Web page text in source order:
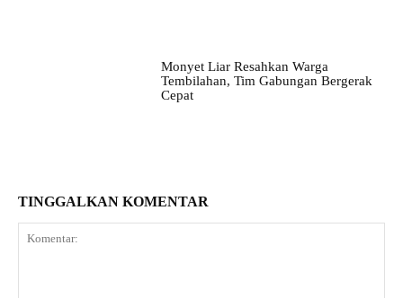
Monyet Liar Resahkan Warga
Tembilahan, Tim Gabungan Bergerak
Cepat
TINGGALKAN KOMENTAR